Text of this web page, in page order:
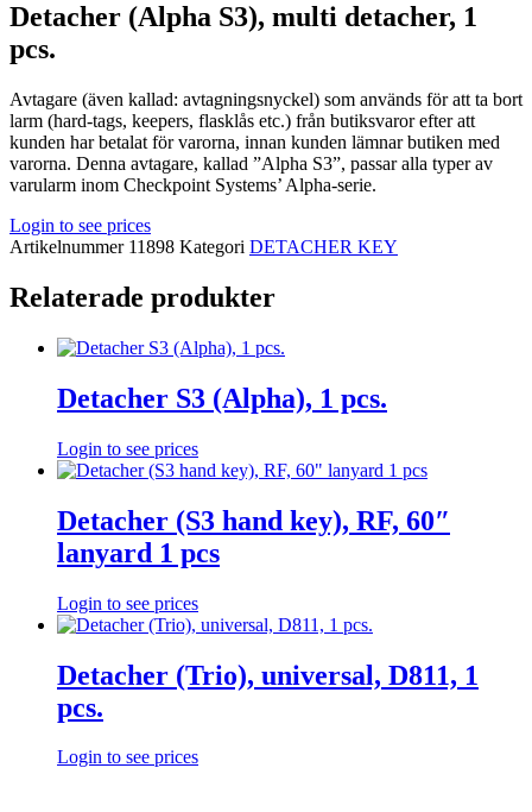
Detacher (Alpha S3), multi detacher, 1
pcs.
Avtagare (även kallad: avtagningsnyckel) som används för att ta bort
larm (hard-tags, keepers, flasklås etc.) från butiksvaror efter att
kunden har betalat för varorna, innan kunden lämnar butiken med
varorna. Denna avtagare, kallad ”Alpha S3”, passar alla typer av
varularm inom Checkpoint Systems’ Alpha-serie.
Login to see prices
Artikelnummer 11898 Kategori DETACHER KEY
Relaterade produkter
Detacher S3 (Alpha), 1 pcs.
Login to see prices
Detacher (S3 hand key), RF, 60″
lanyard 1 pcs
Login to see prices
Detacher (Trio), universal, D811, 1
pcs.
Login to see prices